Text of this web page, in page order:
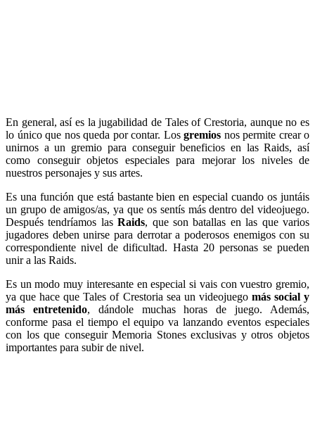
En general, así es la jugabilidad de Tales of Crestoria, aunque no es
lo único que nos queda por contar. Los gremios nos permite crear o
unirnos a un gremio para conseguir beneficios en las Raids, así
como conseguir objetos especiales para mejorar los niveles de
nuestros personajes y sus artes.
Es una función que está bastante bien en especial cuando os juntáis
un grupo de amigos/as, ya que os sentís más dentro del videojuego.
Después tendríamos lasRaids, que son batallas en las que varios
jugadores deben unirse para derrotar a poderosos enemigos con su
correspondiente nivel de dificultad. Hasta 20 personas se pueden
unir a las Raids.
Es un modo muy interesante en especial si vais con vuestro gremio,
ya que hace que Tales of Crestoria sea un videojuego más social y
más entretenido, dándole muchas horas de juego. Además,
conforme pasa el tiempo el equipo va lanzando eventos especiales
con los que conseguir Memoria Stones exclusivas y otros objetos
importantes para subir de nivel.